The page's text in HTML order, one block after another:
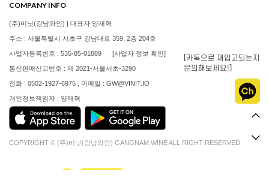
COMPANY INFO
(주)비닛(강남와인) | 대표자 양재혁
주소 : 서울특별시 서초구 강남대로 359, 2층 204호
사업자등록번호 : 535-85-01889 [사업자 정보 확인]
통신판매신고번호 : 제 2021-서울서초-3290
전화 : 0502-1927-6975 , 이메일 : GW@VINIT.IO
개인정보책임자 : 양재혁
COPYRIGHT © (주)비닛(강남와인) GANGNAM.WINE ALL RIGHT RESERVED
[카톡으로 재입고되는지
문의해보세요!]